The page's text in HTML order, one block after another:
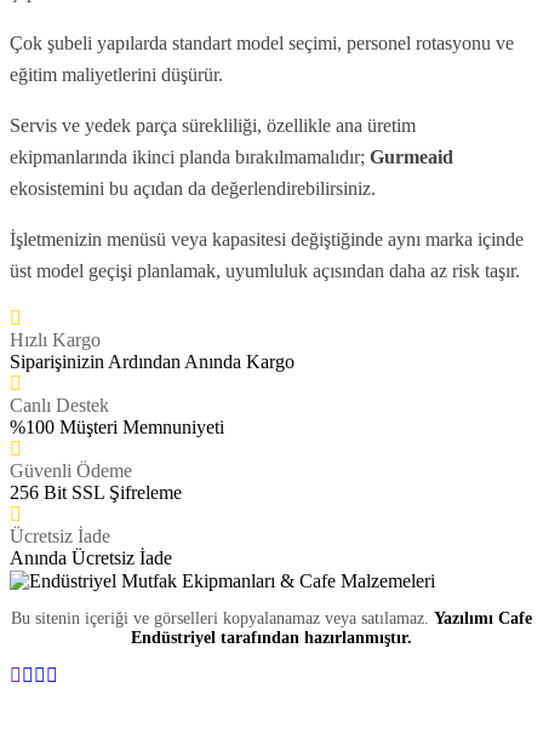
Çok şubeli yapılarda standart model seçimi, personel rotasyonu ve
eğitim maliyetlerini düşürür.
Servis ve yedek parça sürekliliği, özellikle ana üretim
ekipmanlarında ikinci planda bırakılmamalıdır; Gurmeaid
ekosistemini bu açıdan da değerlendirebilirsiniz.
İşletmenizin menüsü veya kapasitesi değiştiğinde aynı marka içinde
üst model geçişi planlamak, uyumluluk açısından daha az risk taşır.
Hızlı Kargo
Siparişinizin Ardından Anında Kargo
Canlı Destek
%100 Müşteri Memnuniyeti
Güvenli Ödeme
256 Bit SSL Şifreleme
Ücretsiz İade
Anında Ücretsiz İade
Bu sitenin içeriği ve görselleri kopyalanamaz veya satılamaz. Yazılımı Cafe
Endüstriyel tarafından hazırlanmıştır.